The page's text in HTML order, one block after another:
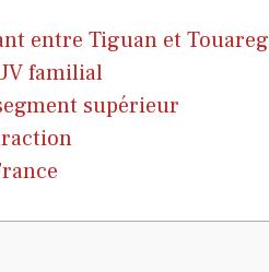
entre Tiguan et Touareg
familial
supérieur